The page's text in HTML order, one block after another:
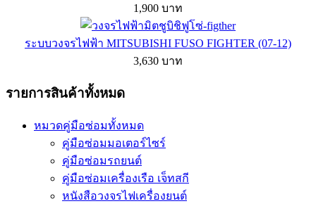
1,900 บาท
ระบบวงจรไฟฟ้า MITSUBISHI FUSO FIGHTER (07-12)
3,630 บาท
รายการสินค้าทั้งหมด
หมวดคู่มือซ่อมทั้งหมด
คู่มือซ่อมมอเตอร์ไซร์
คู่มือซ่อมรถยนต์
คู่มือซ่อมเครื่องเรือ เจ็ทสกี
หนังสือวงจรไฟเครื่องยนต์